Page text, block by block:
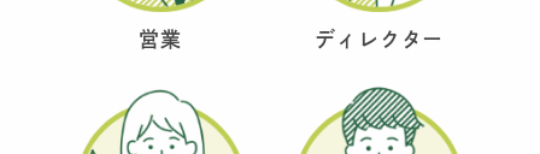
営業 ディレクター